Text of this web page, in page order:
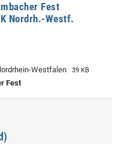
Fest
Nordrh.-Westf.
Westfalen 39 KB
Fest